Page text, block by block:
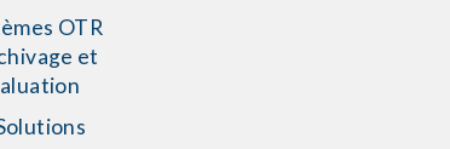
OTR
et